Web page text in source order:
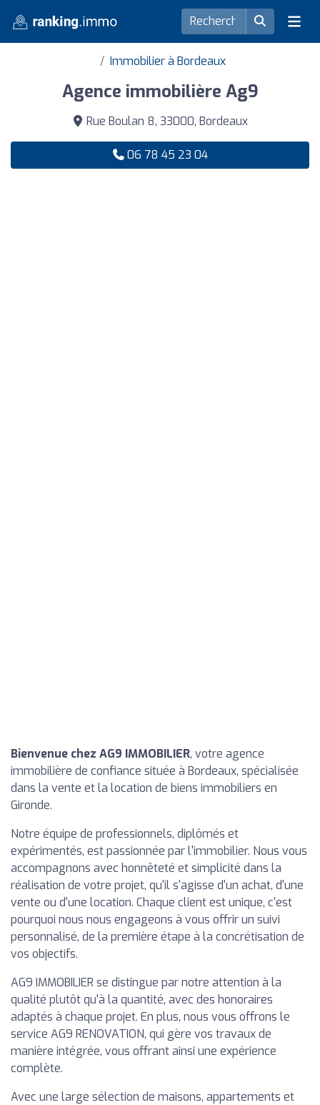
Immobilier à Bordeaux
Agence immobilière Ag9
Rue Boulan 8, 33000, Bordeaux
06 78 45 23 04
Bienvenue chez AG9 IMMOBILIER, votre agence
immobilière de confiance située à Bordeaux, spécialisée
dans la vente et la location de biens immobiliers en
Gironde.
Notre équipe de professionnels, diplômés et
expérimentés, est passionnée par l'immobilier. Nous vous
accompagnons avec honnêteté et simplicité dans la
réalisation de votre projet, qu'il s'agisse d'un achat, d'une
vente ou d'une location. Chaque client est unique, c'est
pourquoi nous nous engageons à vous offrir un suivi
personnalisé, de la première étape à la concrétisation de
vos objectifs.
AG9 IMMOBILIER se distingue par notre attention à la
qualité plutôt qu'à la quantité, avec des honoraires
adaptés à chaque projet. En plus, nous vous offrons le
service AG9 RENOVATION, qui gère vos travaux de
manière intégrée, vous offrant ainsi une expérience
complète.
Avec une large sélection de maisons, appartements et